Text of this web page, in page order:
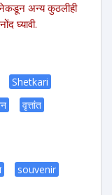
अन्य कुठलीही
घ्यावी.
Shetkari
वृत्तांत
souvenir